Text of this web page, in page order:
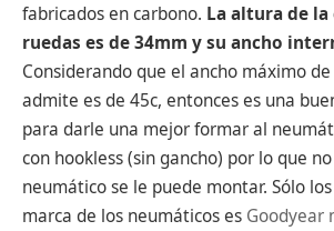
fabricados en carbono. La altura de la
ruedas es de 34mm y su ancho
Considerando que el ancho máximo
admite es de 45c, entonces es una
para darle una mejor formar al
con hookless (sin gancho) por lo que
neumático se le puede montar. Sólo
marca de los neumáticos es Goodyear